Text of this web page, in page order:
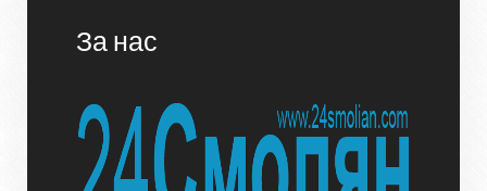
За нас